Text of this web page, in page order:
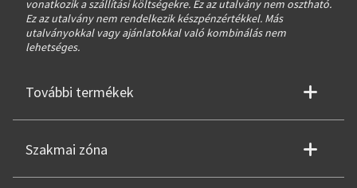
vonatkozik a szállítási költségekre. Ez az utalvány nem osztható.
Ez az utalvány nem rendelkezik készpénzértékkel. Más
utalványokkal vagy ajánlatokkal való kombinálás nem
lehetséges.
További termékek
Szakmai zóna